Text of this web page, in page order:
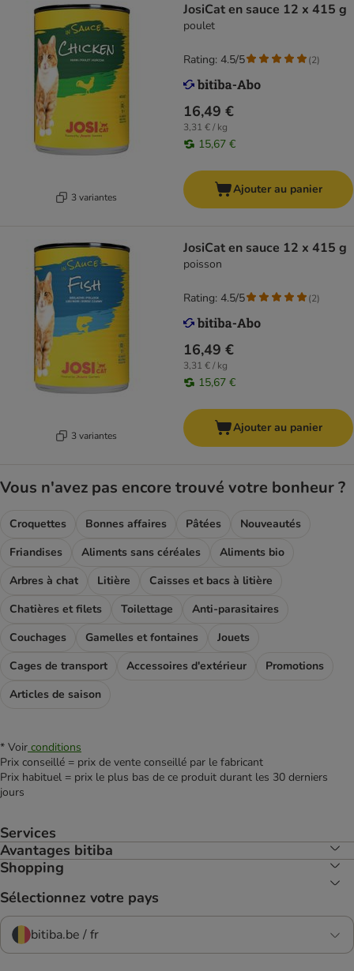
3 variantes
JosiCat en sauce 12 x 415 g
poulet
16,49 €
3,31 € / kg
15,67 €
Rating: 4.5/5 (2)
Ajouter au panier
3 variantes
JosiCat en sauce 12 x 415 g
poisson
16,49 €
3,31 € / kg
15,67 €
Rating: 4.5/5 (2)
Ajouter au panier
Vous n'avez pas encore trouvé votre bonheur ?
Croquettes Bonnes affaires Pâtées
Nouveautés
Friandises
Aliments sans céréales
Aliments bio
Arbres à chat
Litière
Caisses et bacs à litière
Chatières et filets
Toilettage
Anti-parasitaires
Couchages
Gamelles et fontaines
Jouets
Cages de transport
Accessoires d'extérieur
Promotions
Articles de saison
* Voir conditions
Prix conseillé = prix de vente conseillé par le fabricant
Prix habituel = prix le plus bas de ce produit durant les 30 derniers
jours
Services
Avantages bitiba
Shopping
Sélectionnez votre pays
bitiba.be / fr